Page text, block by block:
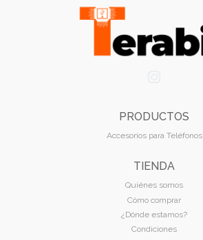
PRODUCTOS
Accesorios para Teléfonos
TIENDA
Quiénes somos
Cómo comprar
¿Dónde estamos?
Condiciones